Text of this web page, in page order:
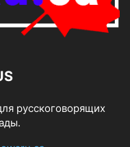
русскоговорящих